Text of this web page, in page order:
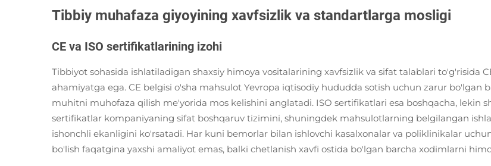
Tibbiy muhafaza giyoyining xavfsizlik va standartlarga mosligi
CE va ISO sertifikatlarining izohi
Tibbiyot sohasida ishlatiladigan shaxsiy himoya vositalarining xavfsizlik va sifat talablari to'g'risida
ahamiyatga ega. CE belgisi o'sha mahsulot Yevropa iqtisodiy hududda sotish uchun zarur bo'lgan
muhitni muhofaza qilish me'yorida mos kelishini anglatadi. ISO sertifikatlari esa boshqacha, lekin
sertifikatlar kompaniyaning sifat boshqaruv tizimini, shuningdek mahsulotlarning belgilangan
ishonchli ekanligini ko'rsatadi. Har kuni bemorlar bilan ishlovchi kasalxonalar va poliklinikalar
bo'lish faqatgina yaxshi amaliyot emas, balki chetlanish xavfi ostida bo'lgan barcha xodimlarni